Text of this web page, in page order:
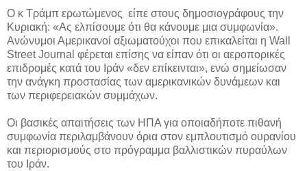
Ο κ Τράμπ ερωτώμενος είπε στους δημοσιογράφους την
Κυριακή: «Ας ελπίσουμε ότι θα κάνουμε μια συμφωνία».
Ανώνυμοι Αμερικανοί αξιωματούχοι που επικαλείται η Wall
Street Journal φέρεται επίσης να είπαν ότι οι αεροπορικές
επιδρομές κατά του Ιράν «δεν επίκεινται», ενώ σημείωσαν
την ανάγκη προστασίας των αμερικανικών δυνάμεων και
των περιφερειακών συμμάχων.
Οι βασικές απαιτήσεις των ΗΠΑ για οποιαδήποτε πιθανή
συμφωνία περιλαμβάνουν όρια στον εμπλουτισμό ουρανίου
και περιορισμούς στο πρόγραμμα βαλλιστικών πυραύλων
του Ιράν.